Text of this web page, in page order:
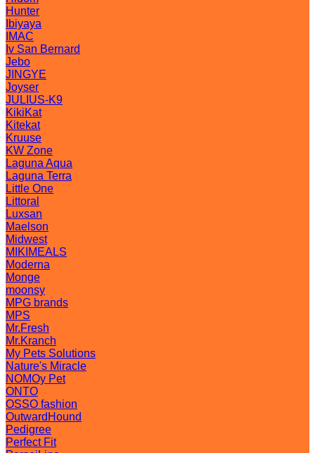
Hunter
Ibiyaya
IMAC
Iv San Bernard
Jebo
JINGYE
Joyser
JULIUS-K9
KikiKat
Kitekat
Kruuse
KW Zone
Laguna Aqua
Laguna Terra
Little One
Littoral
Luxsan
Maelson
Midwest
MIKIMEALS
Moderna
Monge
moonsy
MPG brands
MPS
Mr.Fresh
Mr.Kranch
My Pets Solutions
Nature's Miracle
NOMOy Pet
ONTO
OSSO fashion
OutwardHound
Pedigree
Perfect Fit